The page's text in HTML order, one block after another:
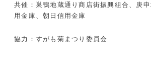
共催：巣鴨地蔵通り商店街振興組合、庚
用金庫、朝日信用金庫
協力：すがも菊まつり委員会